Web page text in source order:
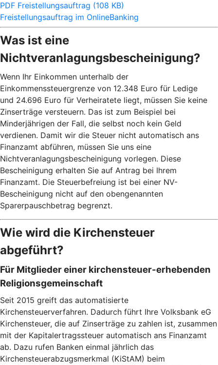
PDF Freistellungsauftrag (108 KB)
Freistellungsauftrag im OnlineBanking
Was ist eine
Nichtveranlagungsbescheinigung?
Wenn Ihr Einkommen unterhalb der
Einkommenssteuergrenze von 12.348 Euro für Ledige
und 24.696 Euro für Verheiratete liegt, müssen Sie keine
Zinserträge versteuern. Das ist zum Beispiel bei
Minderjährigen der Fall, die selbst noch kein Geld
verdienen. Damit wir die Steuer nicht automatisch ans
Finanzamt abführen, müssen Sie uns eine
Nichtveranlagungsbescheinigung vorlegen. Diese
Bescheinigung erhalten Sie auf Antrag bei Ihrem
Finanzamt. Die Steuerbefreiung ist bei einer NV-
Bescheinigung nicht auf den obengenannten
Sparerpauschbetrag begrenzt.
Wie wird die Kirchensteuer
abgeführt?
Für Mitglieder einer kirchensteuer-erhebenden
Religionsgemeinschaft
Seit 2015 greift das automatisierte
Kirchensteuerverfahren. Dadurch führt Ihre Volksbank eG
Kirchensteuer, die auf Zinserträge zu zahlen ist, zusammen
mit der Kapitalertragssteuer automatisch ans Finanzamt
ab. Dazu rufen Banken einmal jährlich das
Kirchensteuerabzugsmerkmal (KiStAM) beim